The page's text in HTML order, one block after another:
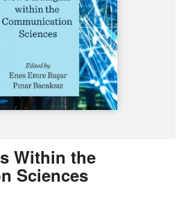
Within the
Sciences